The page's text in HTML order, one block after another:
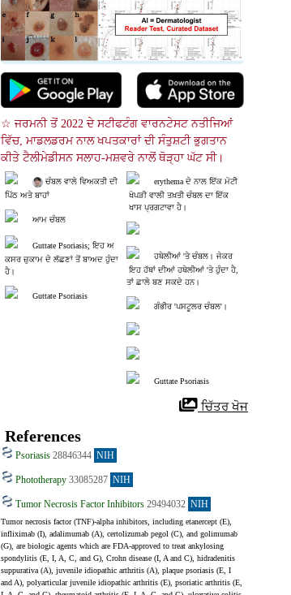
☆ ਜਰਮਨੀ ਤੋਂ 2022 ਦੇ ਸਟੀਫਟੰਗ ਵਾਰਨਟੇਸਟ ਨਤੀਜਿਆਂ
ਵਿੱਚ, ਮਾਡਲਡਰਮ ਨਾਲ ਖਪਤਕਾਰਾਂ ਦੀ ਸੰਤੁਸ਼ਟੀ ਭੁਗਤਾਨ
ਕੀਤੇ ਟੈਲੀਮੇਡੀਸਨ ਸਲਾਹ-ਮਸ਼ਵਰੇ ਨਾਲੋਂ ਥੋੜ੍ਹਾ ਘੱਟ ਸੀ।
ਚੰਬਲ ਵਾਲੇ ਵਿਅਕਤੀ ਦੀ
ਪਿੱਠ ਅਤੇ ਬਾਹਾਂ
ਆਮ ਚੰਬਲ
Guttate Psoriasis; ਇਹ ਅ
ਕਸਰ ਜ਼ੁਕਾਮ ਦੇ ਲੱਛਣਾਂ ਤੋਂ ਬਾਅਦ ਹੁੰਦਾ
ਹੈ।
Guttate Psoriasis
erythema ਦੇ ਨਾਲ ਇੱਕ ਮੋਟੀ
ਖੋਪੜੀ ਵਾਲੀ ਤਖ਼ਤੀ ਚੰਬਲ ਦਾ ਇੱਕ
ਖਾਸ ਪ੍ਰਗਟਾਵਾ ਹੈ।
ਹਥੇਲੀਆਂ 'ਤੇ ਚੰਬਲ। ਜੇਕਰ
ਇਹ ਹੱਥਾਂ ਦੀਆਂ ਹਥੇਲੀਆਂ 'ਤੇ ਹੁੰਦਾ ਹੈ,
ਤਾਂ ਛਾਲੇ ਬਣ ਸਕਦੇ ਹਨ।
ਗੰਭੀਰ 'ਪਸਟੂਲਰ ਚੰਬਲ'।
Guttate Psoriasis
ਚਿੱਤਰ ਖੋਜ
References
Psoriasis 28846344 NIH
Phototherapy 33085287 NIH
Tumor Necrosis Factor Inhibitors 29494032 NIH
Tumor necrosis factor (TNF)-alpha inhibitors, including etanercept (E),
infliximab (I), adalimumab (A), certolizumab pegol (C), and golimumab
(G), are biologic agents which are FDA-approved to treat ankylosing
spondylitis (E, I, A, C, and G), Crohn disease (I, A and C), hidradenitis
suppurativa (A), juvenile idiopathic arthritis (A), plaque psoriasis (E, I
and A), polyarticular juvenile idiopathic arthritis (E), psoriatic arthritis (E,